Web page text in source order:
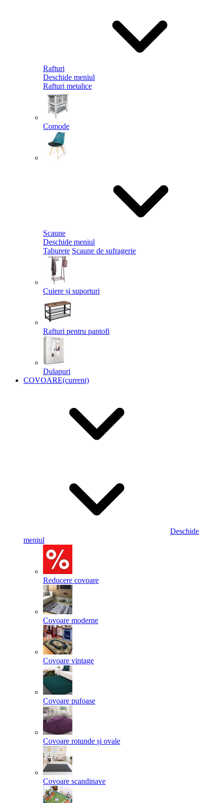
Rafturi
Deschide meniul
Rafturi metalice
Comode
Scaune
Deschide meniul
Taburete Scaune de sufragerie
Cuiere și suporturi
Rafturi pentru pantofi
Dulapuri
COVOARE(current)
Deschide
meniul
Reducere covoare
Covoare moderne
Covoare vintage
Covoare pufoase
Covoare rotunde și ovale
Covoare scandinave